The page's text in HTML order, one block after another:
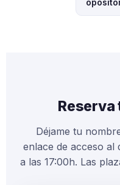
Déjame tu
enlace de acceso al
a las 17:00h. Las